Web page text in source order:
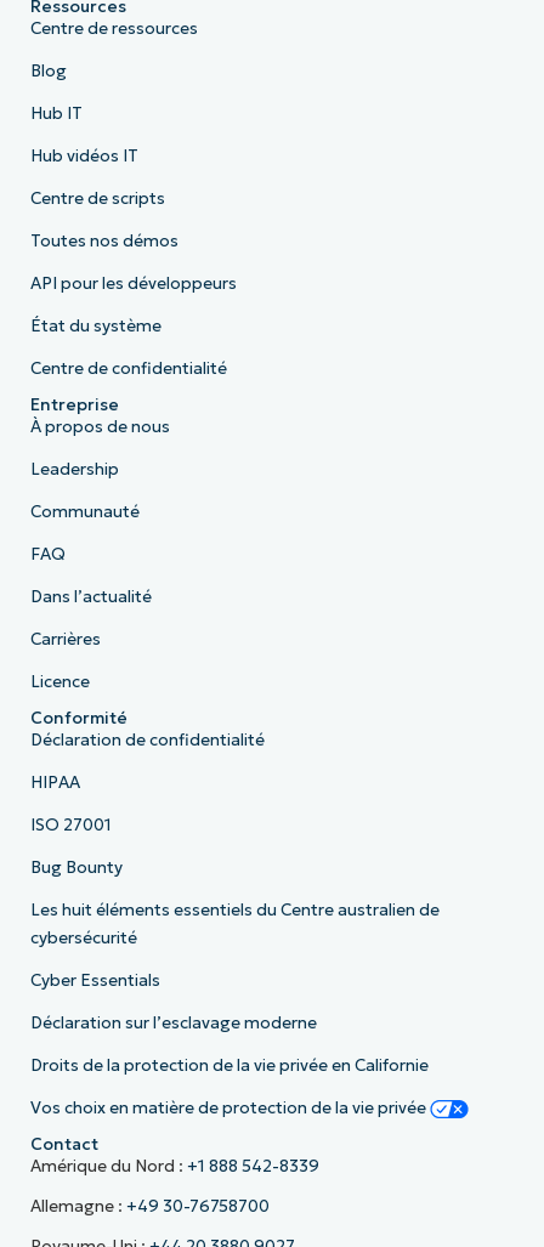
Ressources
Centre de ressources
Blog
Hub IT
Hub vidéos IT
Centre de scripts
Toutes nos démos
API pour les développeurs
État du système
Centre de confidentialité
Entreprise
À propos de nous
Leadership
Communauté
FAQ
Dans l’actualité
Carrières
Licence
Conformité
Déclaration de confidentialité
HIPAA
ISO 27001
Bug Bounty
Les huit éléments essentiels du Centre australien de
cybersécurité
Cyber Essentials
Déclaration sur l’esclavage moderne
Droits de la protection de la vie privée en Californie
Vos choix en matière de protection de la vie privée
Contact
Amérique du Nord : +1 888 542-8339
Allemagne : +49 30-76758700